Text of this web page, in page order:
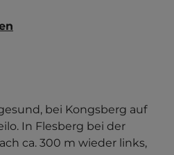
bei Kongsberg auf
In Flesberg bei der
ca. 300 m wieder links,